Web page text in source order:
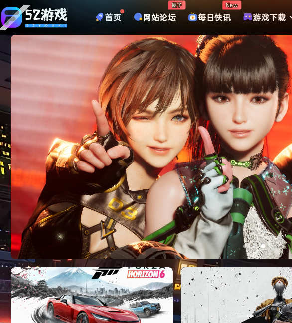
首页 网站论坛
圈子
每日快讯
New
游戏下载
《剑星/Stellar Blade》本体+修改器打包下载 解压即玩